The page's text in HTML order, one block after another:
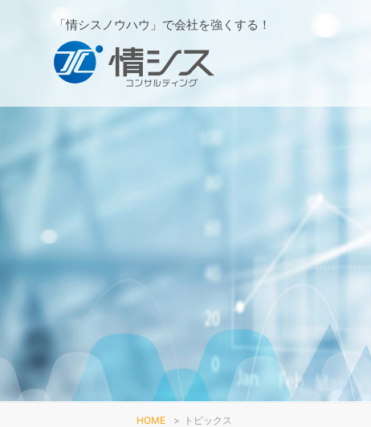
「情シスノウハウ」で会社を強くする！
HOME > トピックス